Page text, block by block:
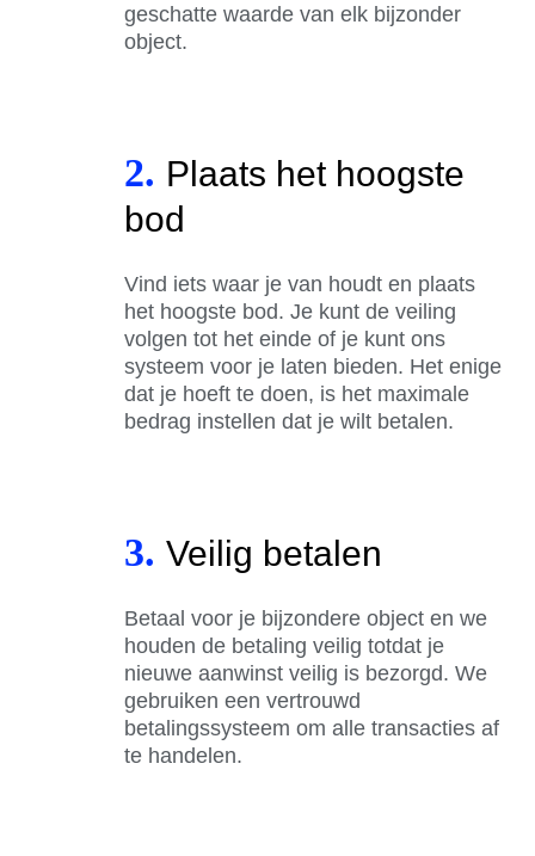
geschatte waarde van elk bijzonder
object.
2. Plaats het hoogste
bod
Vind iets waar je van houdt en plaats
het hoogste bod. Je kunt de veiling
volgen tot het einde of je kunt ons
systeem voor je laten bieden. Het enige
dat je hoeft te doen, is het maximale
bedrag instellen dat je wilt betalen.
3. Veilig betalen
Betaal voor je bijzondere object en we
houden de betaling veilig totdat je
nieuwe aanwinst veilig is bezorgd. We
gebruiken een vertrouwd
betalingssysteem om alle transacties af
te handelen.